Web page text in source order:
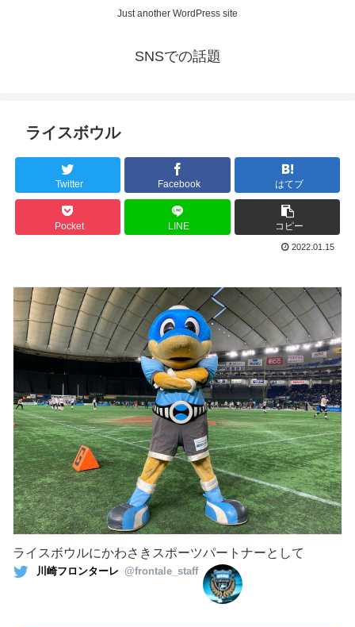
Just another WordPress site
SNSでの話題
ライスボウル
Twitter Facebook はてブ
Pocket LINE コピー
2022.01.15
ライスボウルにかわさきスポーツパートナーとして
川崎フロンターレ @frontale_staff